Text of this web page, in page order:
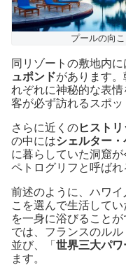
プールの向
同リゾートの敷地内
ュポンドがあります
れぞれに神秘的な表
客が必ず訪れるスポッ
さらに近くのヒスト
の中にはシェルター・
に暮らしていた洞窟
ペトログリフと呼ばれ
前述のように、ハワ
こを選んで生活して
を一身に浴びることが
では、フランスのル
並び、「 世界三大パワ
ます。